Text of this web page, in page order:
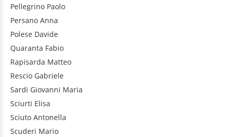
Pellegrino Paolo
Persano Anna
Polese Davide
Quaranta Fabio
Rapisarda Matteo
Rescio Gabriele
Sardi Giovanni Maria
Sciurti Elisa
Sciuto Antonella
Scuderi Mario